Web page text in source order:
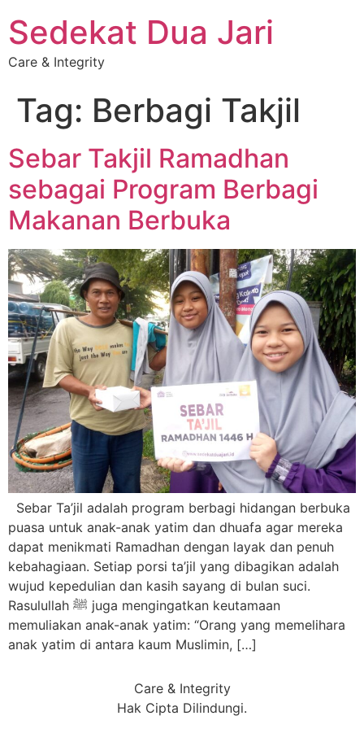
Sedekat Dua Jari
Care & Integrity
Tag: Berbagi Takjil
Sebar Takjil Ramadhan
sebagai Program Berbagi
Makanan Berbuka
Sebar Ta’jil adalah program berbagi hidangan berbuka
puasa untuk anak-anak yatim dan dhuafa agar mereka
dapat menikmati Ramadhan dengan layak dan penuh
kebahagiaan. Setiap porsi ta’jil yang dibagikan adalah
wujud kepedulian dan kasih sayang di bulan suci.
Rasulullah ﷺ juga mengingatkan keutamaan
memuliakan anak-anak yatim: “Orang yang memelihara
anak yatim di antara kaum Muslimin, […]
Care & Integrity
Hak Cipta Dilindungi.